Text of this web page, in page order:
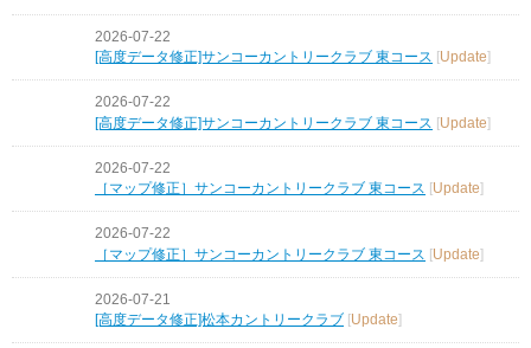
2026-07-22
[高度データ修正]サンコーカントリークラブ 東コース [Update]
2026-07-22
[高度データ修正]サンコーカントリークラブ 東コース [Update]
2026-07-22
［マップ修正］サンコーカントリークラブ 東コース [Update]
2026-07-22
［マップ修正］サンコーカントリークラブ 東コース [Update]
2026-07-21
[高度データ修正]松本カントリークラブ [Update]